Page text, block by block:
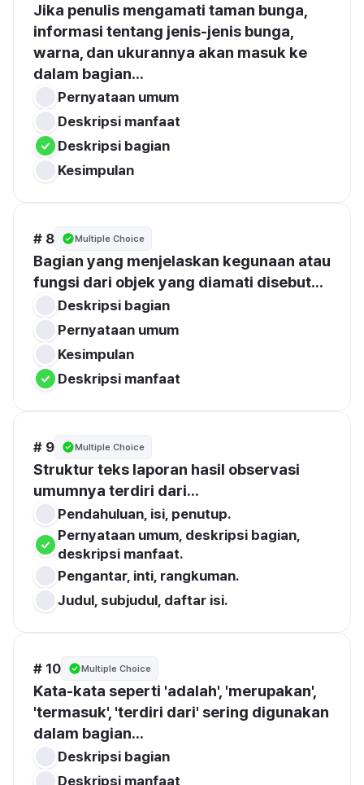
Jika penulis mengamati taman bunga,
informasi tentang jenis-jenis bunga,
warna, dan ukurannya akan masuk ke
dalam bagian...
Pernyataan umum
Deskripsi manfaat
Deskripsi bagian
Kesimpulan
# 8 Multiple Choice
Bagian yang menjelaskan kegunaan atau
fungsi dari objek yang diamati disebut...
Deskripsi bagian
Pernyataan umum
Kesimpulan
Deskripsi manfaat
# 9 Multiple Choice
Struktur teks laporan hasil observasi
umumnya terdiri dari...
Pendahuluan, isi, penutup.
Pernyataan umum, deskripsi bagian,
deskripsi manfaat.
Pengantar, inti, rangkuman.
Judul, subjudul, daftar isi.
# 10 Multiple Choice
Kata-kata seperti 'adalah', 'merupakan',
'termasuk', 'terdiri dari' sering digunakan
dalam bagian...
Deskripsi bagian
Deskripsi manfaat